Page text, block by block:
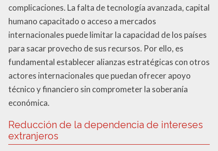
complicaciones. La falta de tecnología avanzada, capital
humano capacitado o acceso a mercados
internacionales puede limitar la capacidad de los países
para sacar provecho de sus recursos. Por ello, es
fundamental establecer alianzas estratégicas con otros
actores internacionales que puedan ofrecer apoyo
técnico y financiero sin comprometer la soberanía
económica.
Reducción de la dependencia de intereses
extranjeros